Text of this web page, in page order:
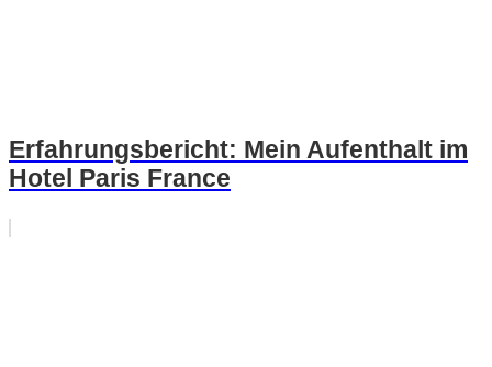
Erfahrungsbericht: Mein Aufenthalt im
Hotel Paris France